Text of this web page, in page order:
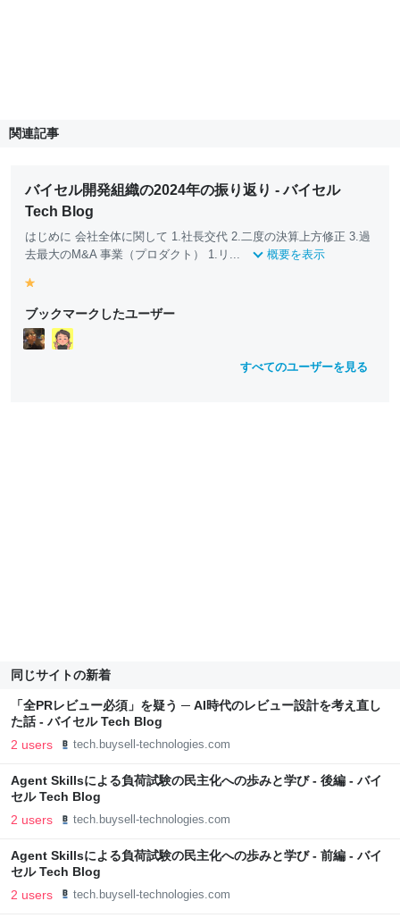
関連記事
バイセル開発組織の2024年の振り返り - バイセル
Tech Blog
はじめに 会社全体に関して 1.社長交代 2.二度の決算上方修正 3.過
去最大のM&A 事業（プロダクト） 1.リ...
概要を表示
ll
o
w
ブックマークしたユーザー
すべてのユーザーを見る
同じサイトの新着
「全PRレビュー必須」を疑う ─ AI時代のレビュー設計を考え直し
た話 - バイセル Tech Blog
2 users tech.buysell-technologies.com
Agent Skillsによる負荷試験の民主化への歩みと学び - 後編 - バイ
セル Tech Blog
2 users tech.buysell-technologies.com
Agent Skillsによる負荷試験の民主化への歩みと学び - 前編 - バイ
セル Tech Blog
2 users tech.buysell-technologies.com